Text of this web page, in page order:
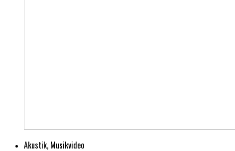
Akustik, Musikvideo